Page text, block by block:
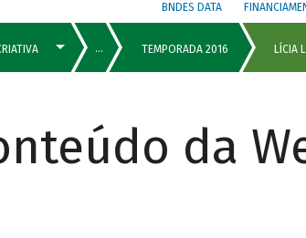
BNDES DATA
da